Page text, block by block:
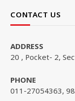
CONTACT US
ADDRESS
20 , Pocket- 2,
PHONE
011-27054363,